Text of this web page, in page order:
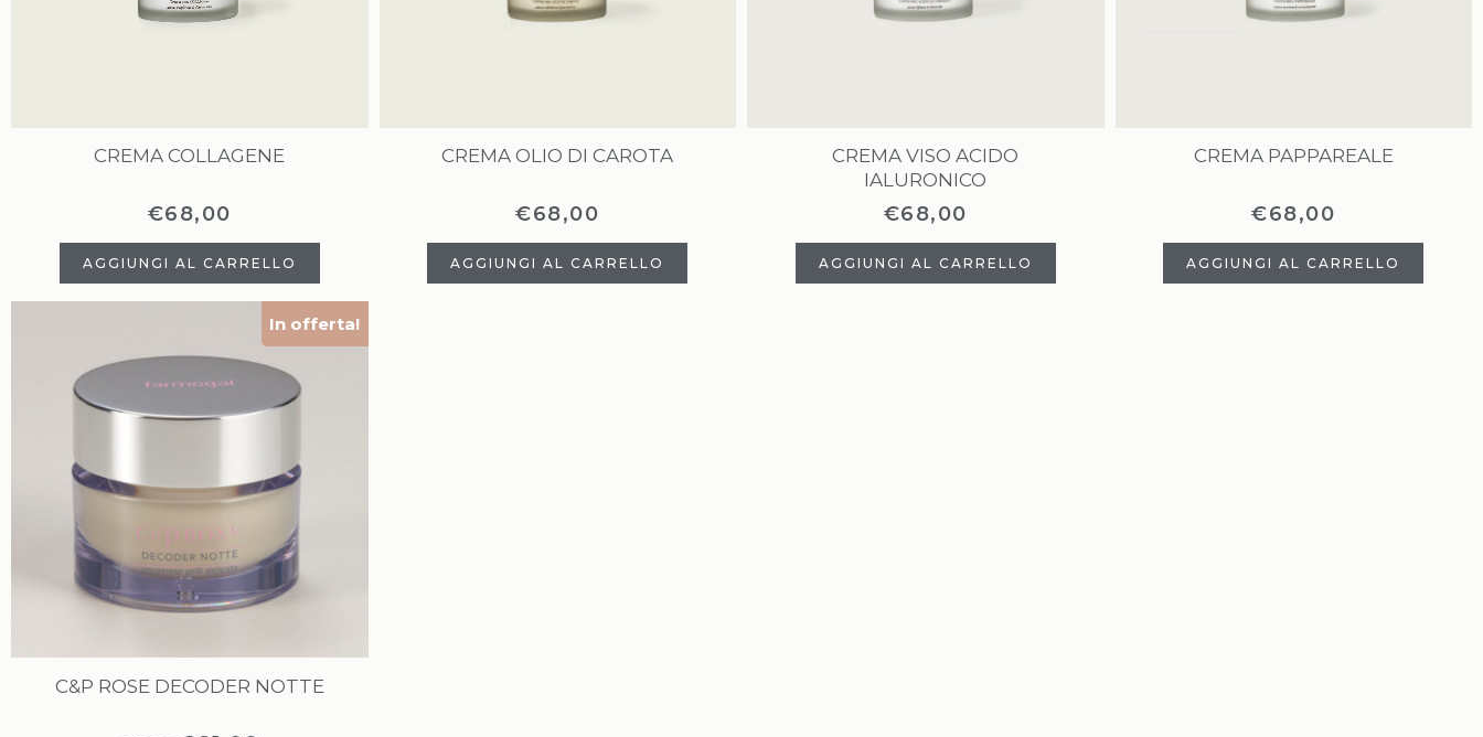
CREMA COLLAGENE
€68,00
AGGIUNGI AL CARRELLO
CREMA OLIO DI CAROTA
€68,00
AGGIUNGI AL CARRELLO
CREMA VISO ACIDO
IALURONICO
€68,00
AGGIUNGI AL CARRELLO
CREMA PAPPAREALE
€68,00
AGGIUNGI AL CARRELLO
In offerta!
C&P ROSE DECODER NOTTE